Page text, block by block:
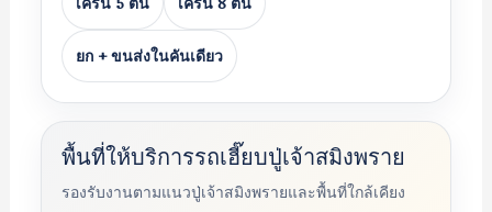
ยก + ขนส่งในคันเดียว
พื้นที่ให้บริการรถเฮี๊ยบปู่เจ้าสมิงพราย
รองรับงานตามแนวปู่เจ้าสมิงพรายและพื้นที่ใกล้เคียง